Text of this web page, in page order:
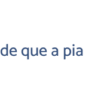
que a pia